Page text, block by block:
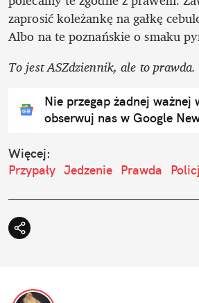
zaprosić koleżankę na gałkę
To jest ASZdziennik, ale to prawda.
Nie przegap żadnej ważnej
obserwuj nas w Google
Więcej:
Przypały Jedzenie Prawda